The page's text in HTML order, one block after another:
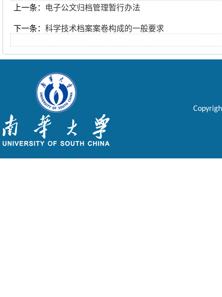
上一条： 电子公文归档管理暂行办法
下一条： 科学技术档案案卷构成的一般要求